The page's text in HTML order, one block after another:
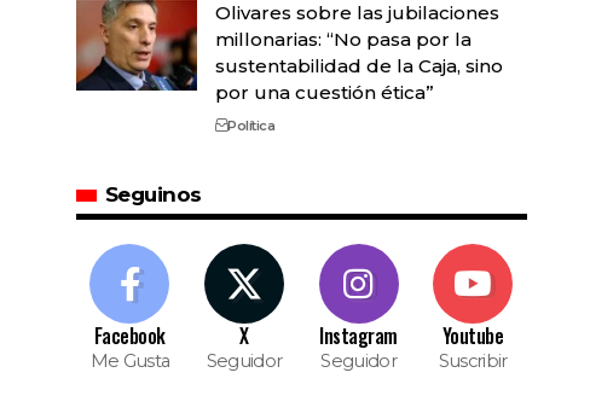
Olivares sobre las jubilaciones
millonarias: “No pasa por la
sustentabilidad de la Caja, sino
por una cuestión ética”
Política
Seguinos
Facebook
Me Gusta
X
Seguidor
Instagram
Seguidor
Youtube
Suscribir